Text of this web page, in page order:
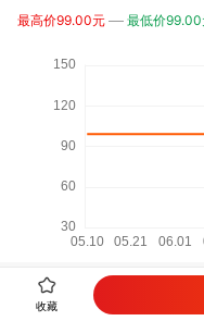
最高价99.00元 最低价99.00
详细参数
收藏